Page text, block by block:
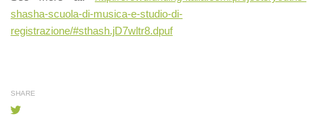
shasha-scuola-di-musica-e-studio-di-
registrazione/#sthash.jD7wltr8.dpuf
SHARE